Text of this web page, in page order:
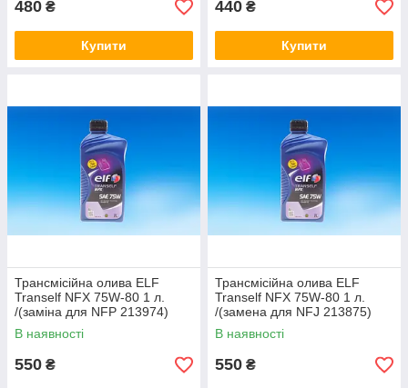
480 ₴
Купити
440 ₴
Купити
Трансмісійна олива ELF
Tranself NFX 75W-80 1 л.
/(заміна для NFP 213974)
В наявності
550 ₴
Трансмісійна олива ELF
Tranself NFX 75W-80 1 л.
/(замена для NFJ 213875)
В наявності
550 ₴